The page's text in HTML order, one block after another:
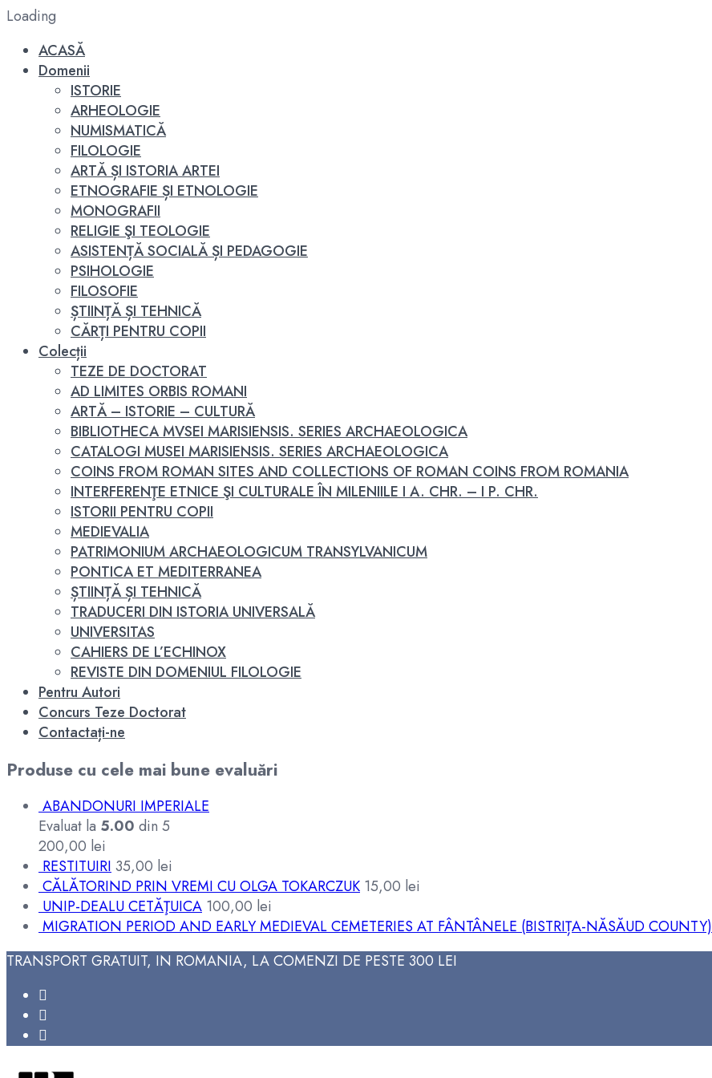
Loading
ACASĂ
Domenii
ISTORIE
ARHEOLOGIE
NUMISMATICĂ
FILOLOGIE
ARTĂ ȘI ISTORIA ARTEI
ETNOGRAFIE ȘI ETNOLOGIE
MONOGRAFII
RELIGIE ŞI TEOLOGIE
ASISTENȚĂ SOCIALĂ ȘI PEDAGOGIE
PSIHOLOGIE
FILOSOFIE
ȘTIINȚĂ ȘI TEHNICĂ
CĂRȚI PENTRU COPII
Colecții
TEZE DE DOCTORAT
AD LIMITES ORBIS ROMANI
ARTĂ – ISTORIE – CULTURĂ
BIBLIOTHECA MVSEI MARISIENSIS. SERIES ARCHAEOLOGICA
CATALOGI MUSEI MARISIENSIS. SERIES ARCHAEOLOGICA
COINS FROM ROMAN SITES AND COLLECTIONS OF ROMAN COINS FROM ROMANIA
INTERFERENŢE ETNICE ŞI CULTURALE ÎN MILENIILE I A. CHR. – I P. CHR.
ISTORII PENTRU COPII
MEDIEVALIA
PATRIMONIUM ARCHAEOLOGICUM TRANSYLVANICUM
PONTICA ET MEDITERRANEA
ȘTIINȚĂ ȘI TEHNICĂ
TRADUCERI DIN ISTORIA UNIVERSALĂ
UNIVERSITAS
CAHIERS DE L’ECHINOX
REVISTE DIN DOMENIUL FILOLOGIE
Pentru Autori
Concurs Teze Doctorat
Contactați-ne
Produse cu cele mai bune evaluări
ABANDONURI IMPERIALE
Evaluat la 5.00 din 5
200,00 lei
RESTITUIRI 35,00 lei
CĂLĂTORIND PRIN VREMI CU OLGA TOKARCZUK 15,00 lei
UNIP-DEALU CETĂŢUICA 100,00 lei
MIGRATION PERIOD AND EARLY MEDIEVAL CEMETERIES AT FÂNTÂNELE (BISTRIȚA-NĂSĂUD COUNTY)
TRANSPORT GRATUIT, IN ROMANIA, LA COMENZI DE PESTE 300 LEI